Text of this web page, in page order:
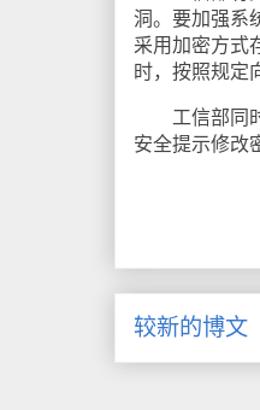
洞。要加强系
采用加密方式
时，按照规定
工信部同时
安全提示修改
较新的博文